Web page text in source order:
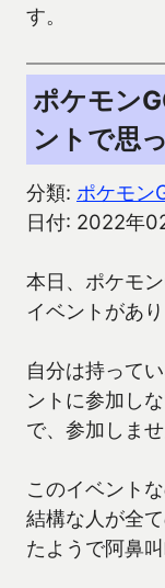
す。
ポケモン
ントで思
分類: ポケモン
日付: 2022年
本日、ポケモ
イベントがあり
自分は持って
ントに参加し
で、参加しませ
このイベント
結構な人が全
たようで阿鼻